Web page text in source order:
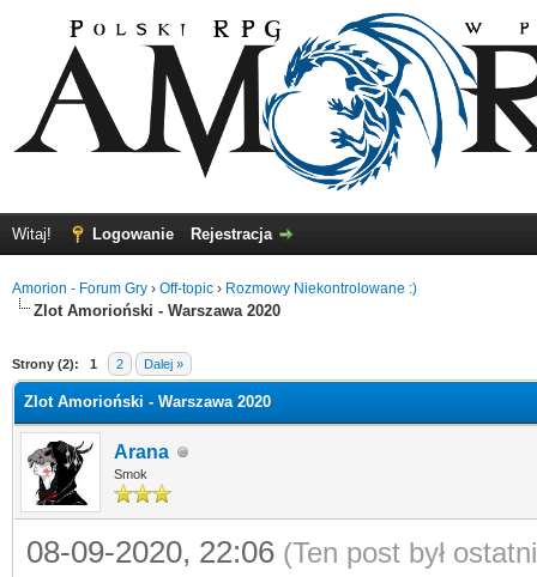
Witaj! Logowanie Rejestracja
Amorion - Forum Gry › Off-topic › Rozmowy Niekontrolowane :)
Zlot Amorioński - Warszawa 2020
Strony (2): 1 2 Dalej »
Zlot Amorioński - Warszawa 2020
Arana
Smok
08-09-2020, 22:06 (Ten post był